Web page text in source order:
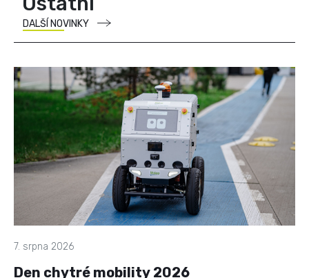
DALŠÍ NOVINKY
7. srpna 2026
Den chytré mobility 2026